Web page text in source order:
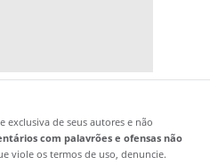
exclusiva de seus autores e não
com palavrões e ofensas não
viole os termos de uso, denuncie.